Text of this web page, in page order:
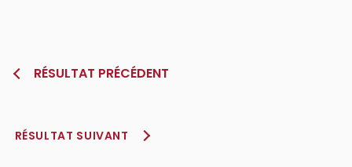
RÉSULTAT PRÉCÉDENT
RÉSULTAT SUIVANT